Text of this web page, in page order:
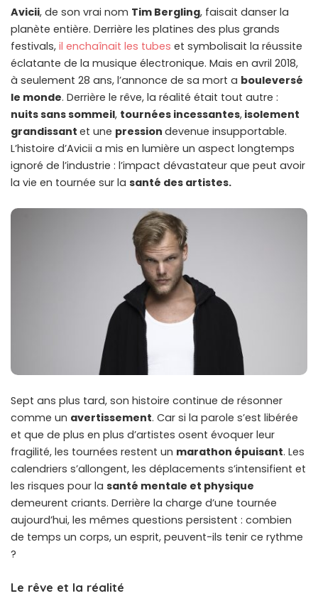
Avicii, de son vrai nom Tim Bergling, faisait danser la
planète entière. Derrière les platines des plus grands
festivals, il enchaînait les tubes et symbolisait la réussite
éclatante de la musique électronique. Mais en avril 2018,
à seulement 28 ans, l’annonce de sa mort a bouleversé
le monde. Derrière le rêve, la réalité était tout autre :
nuits sans sommeil, tournées incessantes, isolement
grandissant et une pression devenue insupportable.
L’histoire d’Avicii a mis en lumière un aspect longtemps
ignoré de l’industrie : l’impact dévastateur que peut avoir
la vie en tournée sur la santé des artistes.
Sept ans plus tard, son histoire continue de résonner
comme un avertissement. Car si la parole s’est libérée
et que de plus en plus d’artistes osent évoquer leur
fragilité, les tournées restent un marathon épuisant. Les
calendriers s’allongent, les déplacements s’intensifient et
les risques pour la santé mentale et physique
demeurent criants. Derrière la charge d’une tournée
aujourd’hui, les mêmes questions persistent : combien
de temps un corps, un esprit, peuvent-ils tenir ce rythme
?
Le rêve et la réalité